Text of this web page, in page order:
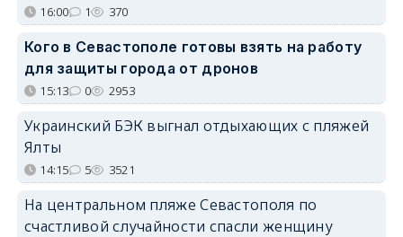
16:00 1 370
Кого в Севастополе готовы взять на работу
для защиты города от дронов
15:13 0 2953
Украинский БЭК выгнал отдыхающих с пляжей
Ялты
14:15 5 3521
На центральном пляже Севастополя по
счастливой случайности спасли женщину